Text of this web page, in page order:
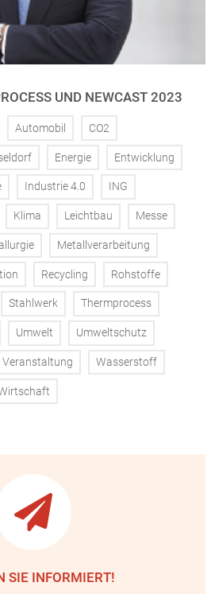
UND NEWCAST 2023
Automobil CO2
Energie Entwicklung
Industrie 4.0 ING
Klima Leichtbau Messe
Metallverarbeitung
Recycling Rohstoffe
Stahlwerk Thermprocess
Umwelt Umweltschutz
Veranstaltung Wasserstoff
SIE INFORMIERT!